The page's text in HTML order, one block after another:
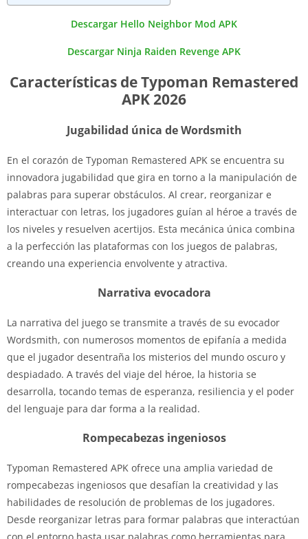
Descargar Hello Neighbor Mod APK
Descargar Ninja Raiden Revenge APK
Características de Typoman Remastered
APK 2026
Jugabilidad única de Wordsmith
En el corazón de Typoman Remastered APK se encuentra su
innovadora jugabilidad que gira en torno a la manipulación de
palabras para superar obstáculos. Al crear, reorganizar e
interactuar con letras, los jugadores guían al héroe a través de
los niveles y resuelven acertijos. Esta mecánica única combina
a la perfección las plataformas con los juegos de palabras,
creando una experiencia envolvente y atractiva.
Narrativa evocadora
La narrativa del juego se transmite a través de su evocador
Wordsmith, con numerosos momentos de epifanía a medida
que el jugador desentraña los misterios del mundo oscuro y
despiadado. A través del viaje del héroe, la historia se
desarrolla, tocando temas de esperanza, resiliencia y el poder
del lenguaje para dar forma a la realidad.
Rompecabezas ingeniosos
Typoman Remastered APK ofrece una amplia variedad de
rompecabezas ingeniosos que desafían la creatividad y las
habilidades de resolución de problemas de los jugadores.
Desde reorganizar letras para formar palabras que interactúan
con el entorno hasta usar palabras como herramientas para